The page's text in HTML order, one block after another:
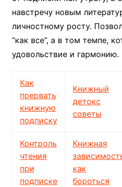
навстречу новым
личностному росту.
“как все”, а в том темпе,
удовольствие и гармонию.
Как
прервать
книжную
подписку
Книжный
детокс
советы
Контроль
чтения
при
подписке
Книжная
как
бороться